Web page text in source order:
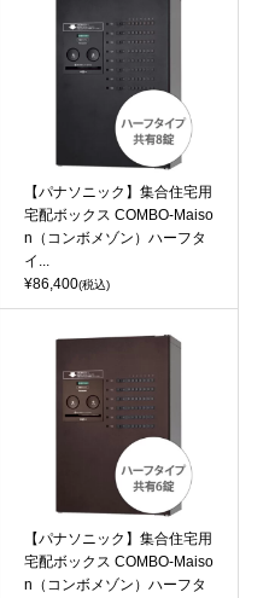
【パナソニック】集合住宅用
宅配ボックス COMBO-Maiso
n（コンボメゾン）ハーフタ
イ...
¥86,400(税込)
【パナソニック】集合住宅用
宅配ボックス COMBO-Maiso
n（コンボメゾン）ハーフタ